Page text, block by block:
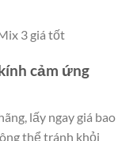
3 giá tốt
cảm ứng
lấy ngay giá bao
thể tránh khỏi